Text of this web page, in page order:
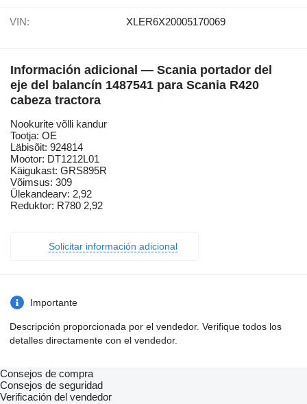
VIN: XLER6X20005170069
Información adicional — Scania portador del
eje del balancín 1487541 para Scania R420
cabeza tractora
Nookurite võlli kandur
Tootja: OE
Läbisõit: 924814
Mootor: DT1212L01
Käigukast: GRS895R
Võimsus: 309
Ülekandearv: 2,92
Reduktor: R780 2,92
Solicitar información adicional
Importante
Descripción proporcionada por el vendedor. Verifique todos los
detalles directamente con el vendedor.
Consejos de compra
Consejos de seguridad
Verificación del vendedor